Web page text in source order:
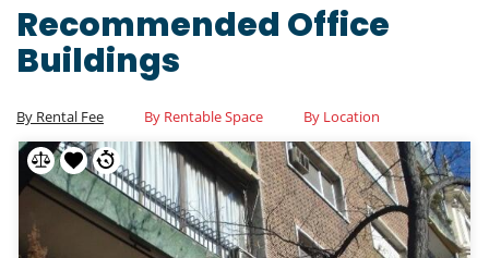
Recommended Office
Buildings
By Rental Fee By Rentable Space By Location